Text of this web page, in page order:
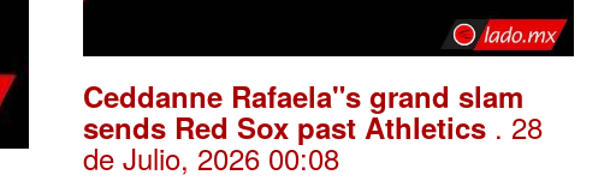
Ceddanne Rafaela"s grand slam
sends Red Sox past Athletics . 28
de Julio, 2026 00:08